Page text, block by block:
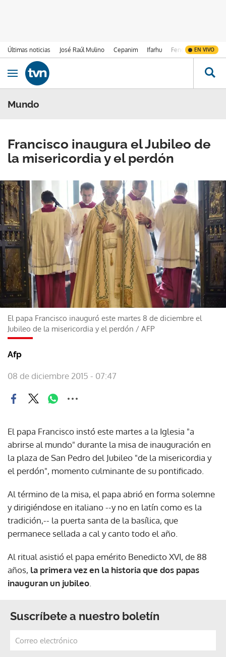
Últimas noticias José Raúl Mulino Cepanim Ifarhu Fenómeno de El
EN VIVO
Ir al contenido
Obrir navegació
Mundo
Francisco inaugura el Jubileo de
la misericordia y el perdón
El papa Francisco inauguró este martes 8 de diciembre el
Jubileo de la misericordia y el perdón / AFP
Afp
08 de diciembre 2015 - 07:47
El papa Francisco instó este martes a la Iglesia "a
abrirse al mundo" durante la misa de inauguración en
la plaza de San Pedro del Jubileo "de la misericordia y
el perdón", momento culminante de su pontificado.
Al término de la misa, el papa abrió en forma solemne
y dirigiéndose en italiano --y no en latín como es la
tradición,-- la puerta santa de la basílica, que
permanece sellada a cal y canto todo el año.
Al ritual asistió el papa emérito Benedicto XVI, de 88
años, la primera vez en la historia que dos papas
inauguran un jubileo
Suscríbete a nuestro boletín